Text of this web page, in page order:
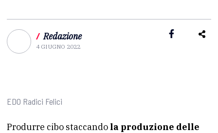
/ Redazione
4 GIUGNO 2022
EDO Radici Felici
Produrre cibo staccando la produzione delle